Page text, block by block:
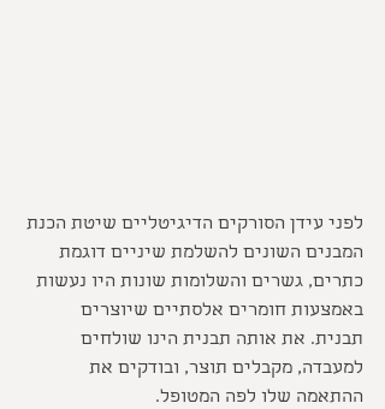
לפני עידן הסורקים הדיגיטליים שיטת הכנת
המבנים השונים להשלמת שיניים דוגמת
כתרים, גשרים והשלומות שונות היו נעשות
באמצעות חומרים אלסתיים שיוצרים
תבנית. את אותה תבנית הינו שולחים
למעבדה, מקבלים תוצר, ובודקים את
ההתאמה שלו לפה המטופל.